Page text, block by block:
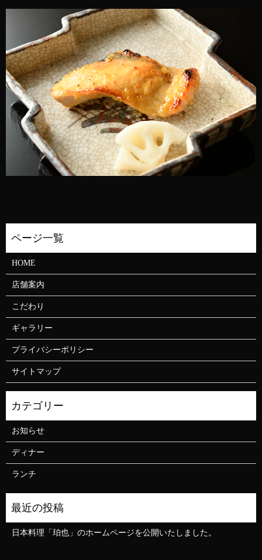
HOME
店舗案内
こだわり
ギャラリー
プライバシーポリシー
サイトマップ
お知らせ
ディナー
ランチ
日本料理「珀也」のホームページを公開いたしました。